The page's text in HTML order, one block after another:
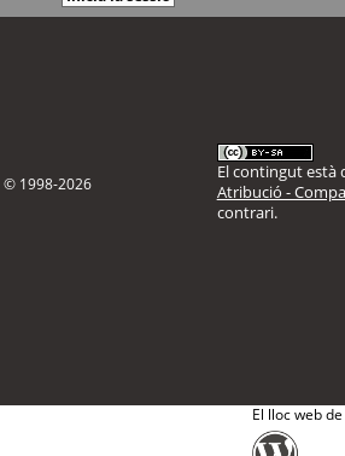
© 1998-2026
El contingut està
Atribució -
contrari.
El lloc web